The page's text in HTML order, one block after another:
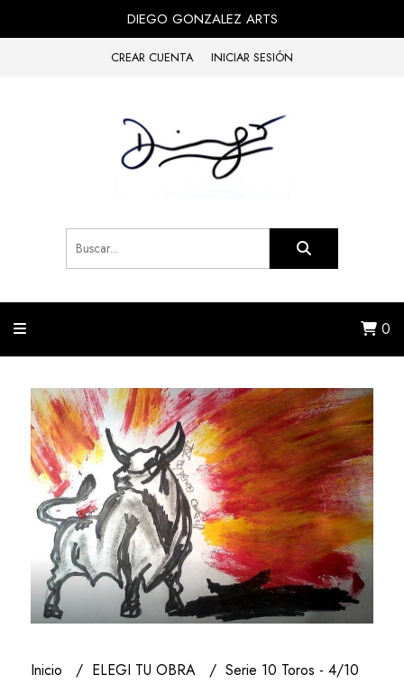
DIEGO GONZALEZ ARTS
CREAR CUENTA INICIAR SESIÓN
0
Inicio ELEGI TU OBRA Serie 10 Toros - 4/10